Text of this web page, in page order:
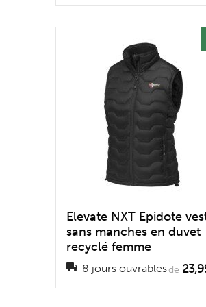
Elevate NXT Epidote
sans manches en duvet
recyclé femme
8 jours ouvrablesde